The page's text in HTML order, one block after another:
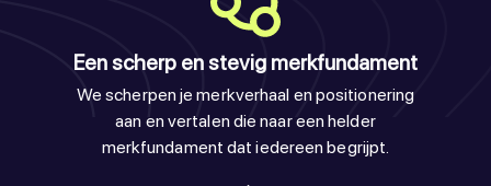
Een scherp en stevig merkfundament
We scherpen je merkverhaal en positionering
aan en vertalen die naar een helder
merkfundament dat iedereen begrijpt.